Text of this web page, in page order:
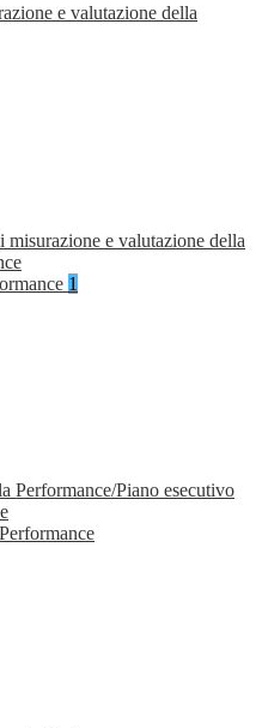
e valutazione della
misurazione e valutazione della
1
Performance/Piano esecutivo